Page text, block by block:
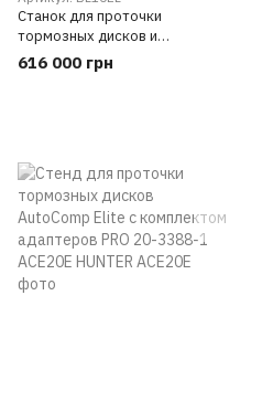
Cтанок для проточки
тормозных дисков и
барабанов HunterPro c
набором адаптеров Elite (20-
616 000 грн